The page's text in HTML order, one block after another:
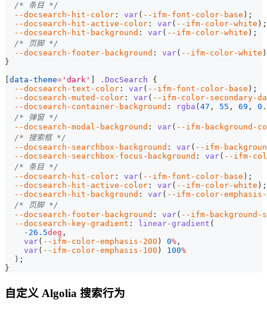
/* 条目 */
--docsearch-hit-color : var( --ifm-font-color-base ) ;
--docsearch-hit-active-color : var( --ifm-color-white ) ;
--docsearch-hit-background : var( --ifm-color-white ) ;
/* 页脚 */
--docsearch-footer-background : var( --ifm-color-white )
}
data-theme= 'dark' .DocSearch
{
--docsearch-text-color : var( --ifm-font-color-base ) ;
--docsearch-muted-color : var( --ifm-color-secondary-
--docsearch-container-background : rgba ( 47 , 55 , 69 ,
/* 弹窗 */
--docsearch-modal-background : var( --ifm-background-
/* 搜索框 */
--docsearch-searchbox-background : var( --ifm-
--docsearch-searchbox-focus-background : var( --ifm-
/* 条目 */
--docsearch-hit-color : var( --ifm-font-color-base ) ;
--docsearch-hit-active-color : var( --ifm-color-white ) ;
--docsearch-hit-background : var( --ifm-color-emphasis-
/* 页脚 */
--docsearch-footer-background : var( --ifm-background-
--docsearch-key-gradient : linear-gradient (
-26.5deg ,
var( --ifm-color-emphasis-200 ) 0% ,
var( --ifm-color-emphasis-100 ) 100%
) ;
}
自定义 Algolia 搜索行为